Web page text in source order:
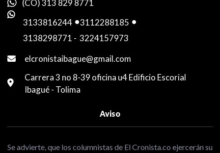
(CO) 313 829 8771
3133816244 -3112288185 -
3138298771 - 3224157973
elcronistaibague@gmail.com
Carrera 3 no 8-39 oficina u4 Edificio Escorial
Ibagué - Tolima
Aviso
Se advierte, que los columnistas de El Cronista.co ejercerán su